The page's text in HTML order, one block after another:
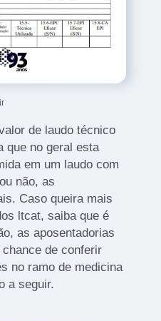
de laudo técnico
que no geral esta
em um laudo com
não, as
Caso queira mais
ltcat, saiba que é
as aposentadorias
de conferir
no ramo de medicina
a seguir.